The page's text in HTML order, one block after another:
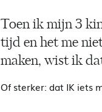
Toen ik mijn 3
tijd en het me
maken, wist ik
Of sterker: dat IK iets